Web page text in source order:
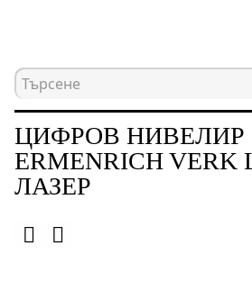
Начална страница
ЦИФРОВ НИВЕЛИР
ERMENRICH VERK
ЛАЗЕР